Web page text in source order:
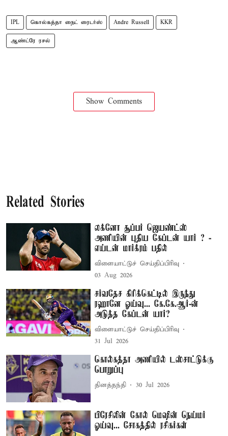
IPL கொல்கத்தா நைட் ரைடர்ஸ் Andre Russell KKR
ஆண்ட்ரே ரசல்
Show Comments
Related Stories
லக்னோ சூப்பர் ஜெயண்ட்ஸ்
அணியின் புதிய கேப்டன் யார் ? -
எய்டன் மார்க்ரம் பதில்
விளையாட்டுச் செய்திப்பிரிவு
03 Aug 2026
சர்வதேச கிரிக்கெட்டில் இருந்து
ரஹானே ஓய்வு... கே.கே.ஆர்-ன்
அடுத்த கேப்டன் யார்?
விளையாட்டுச் செய்திப்பிரிவு
31 Jul 2026
கொல்கத்தா அணியில் டஸ்சாட்டுக்கு
பொறுப்பு
தினத்தந்தி 30 Jul 2026
பிரேசிலின் கோல் மெஷின் நெய்மர்
ஓய்வு... சோகத்தில் ரசிகர்கள்